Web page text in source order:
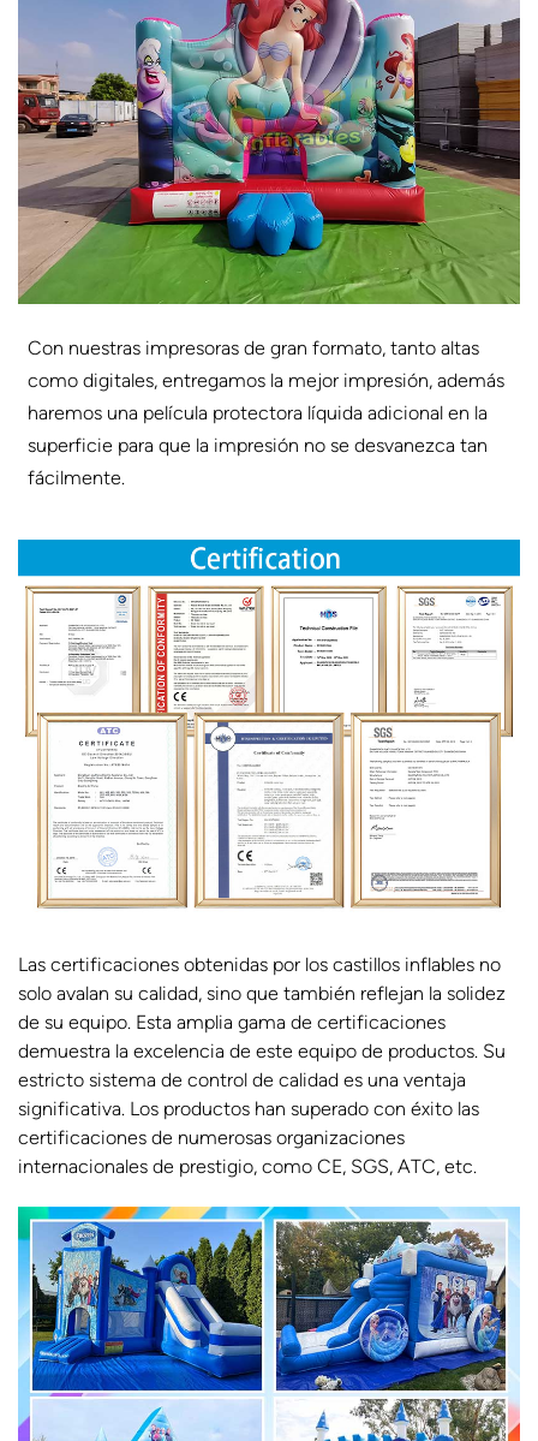
Con nuestras impresoras de gran formato, tanto altas
como digitales, entregamos la mejor impresión, además
haremos una película protectora líquida adicional en la
superficie para que la impresión no se desvanezca tan
fácilmente.
Las certificaciones obtenidas por los castillos inflables no
solo avalan su calidad, sino que también reflejan la solidez
de su equipo. Esta amplia gama de certificaciones
demuestra la excelencia de este equipo de productos. Su
estricto sistema de control de calidad es una ventaja
significativa. Los productos han superado con éxito las
certificaciones de numerosas organizaciones
internacionales de prestigio, como CE, SGS, ATC, etc.